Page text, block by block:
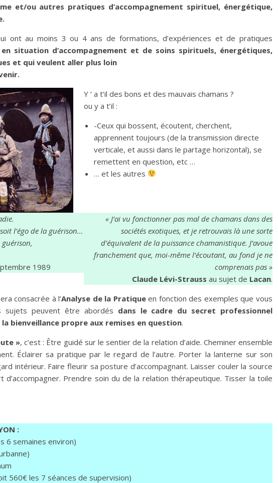
et/ou autres pratiques d’accompagnement spirituel, énergétique,
ont au moins 3 ou 4 ans de formations, d’expériences et de pratiques
situation d’accompagnement et de soins spirituels, énergétiques,
et qui veulent aller plus loin
Y ‘ a t’il des bons et des mauvais chamans ?
ou y a t’il :
-Ceux qui bossent, écoutent, cherchent,
apprennent toujours (de la transmission directe
verticale, et aussi dans le partage horizontal), se
remettent en question, etc …
… et les autres
l’égo de la guérison…
guérison,
1989
« J’ai vu fonctionner pas mal de chamans dans des
sociétés exotiques, et je retrouvais là une sorte
d’équivalent de la puissance chamanistique. J’avoue
franchement que, moi-même l’écoutant, au fond je ne
comprenais pas »
Claude Lévi-Strauss au sujet de Lacan.
consacrée à l’Analyse de la Pratiqueen fonction des exemples que vous
sujets peuvent être abordés dans le cadre du secret professionnel
bienveillance propre aux remises en question.
», c’est : Être guidé sur le sentier de la relation d’aide. Cheminer ensemble
Éclairer sa pratique par le regard de l’autre. Porter la lanterne sur son
intérieur. Faire fleurir sa posture d’accompagnant. Laisser couler la source
Prendre soin du de la relation thérapeutique. Tisser la toile
:
6 semaines environ)
560€ les 7 séances de supervision)